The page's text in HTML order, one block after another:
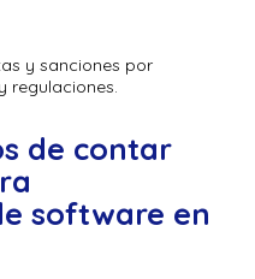
y sanciones por
regulaciones.
de contar
software en